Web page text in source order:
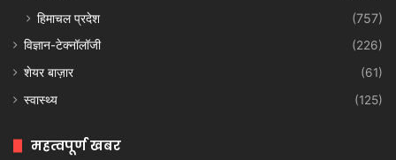
हिमाचल प्रदेश
(757)
विज्ञान-टेक्नॉलॉजी
(226)
शेयर बाज़ार
(61)
स्वास्थ्य
(125)
महत्वपूर्ण खबर